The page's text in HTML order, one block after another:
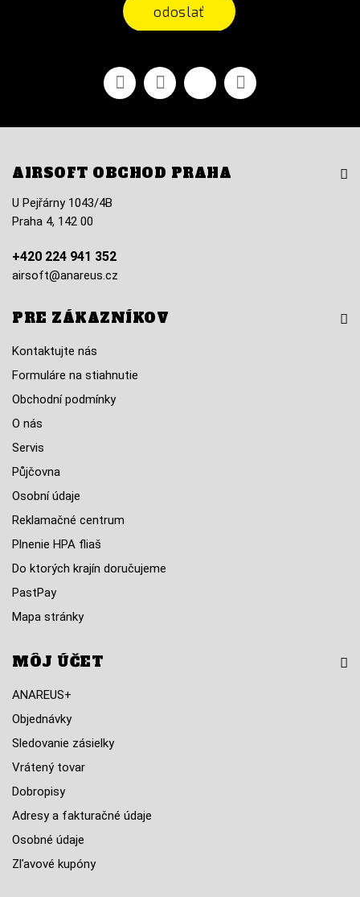
odoslať
FacebookYoutubeVimeo Instagram
AIRSOFT OBCHOD PRAHA
U Pejřárny 1043/4B
Praha 4, 142 00
+420 224 941 352
airsoft@anareus.cz
PRE ZÁKAZNÍKOV
Kontaktujte nás
Formuláre na stiahnutie
Obchodní podmínky
O nás
Servis
Půjčovna
Osobní údaje
Reklamačné centrum
Plnenie HPA fliaš
Do ktorých krajín doručujeme
PastPay
Mapa stránky
MÔJ ÚČET
ANAREUS+
Objednávky
Sledovanie zásielky
Vrátený tovar
Dobropisy
Adresy a fakturačné údaje
Osobné údaje
Zľavové kupóny